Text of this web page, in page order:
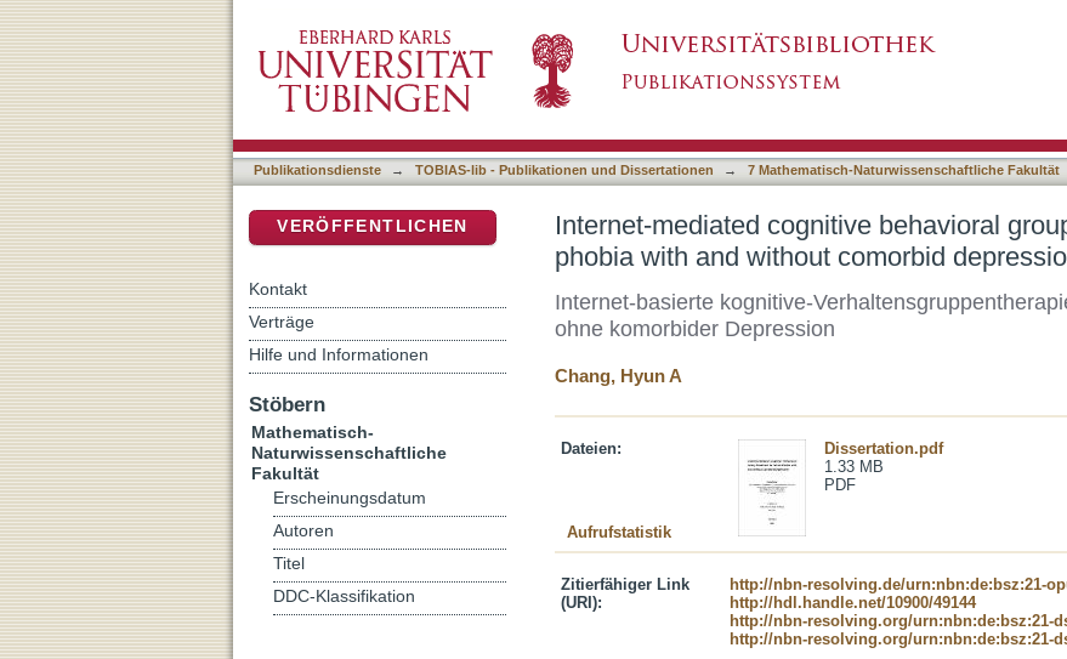
depression
Publikationsdienste → TOBIAS-lib - Publikationen und Dissertationen → 7 Mathematisch-Naturwissenschaftliche Fakultät
Internet-mediated cognitive behavioral
phobia with and without comorbid
Internet-basierte kognitive-
ohne komorbider Depression
Chang, Hyun A
Dateien:
Dissertation.pdf
1.33 MB
PDF
Aufrufstatistik
Zitierfähiger Link
(URI):
http://nbn-resolving.de/urn:nbn:de:bsz:21-
http://hdl.handle.net/10900/49144
http://nbn-resolving.org/urn:nbn:de:bsz:21-
http://nbn-resolving.org/urn:nbn:de:bsz:21-
VERÖFFENTLICHEN
Kontakt
Verträge
Hilfe und Informationen
Stöbern
Mathematisch-
Naturwissenschaftliche
Fakultät
Erscheinungsdatum
Autoren
Titel
DDC-Klassifikation